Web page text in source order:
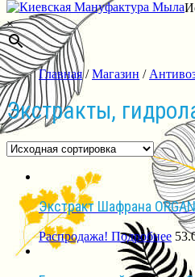
×
Главная/Магазин /
Экстракты,
Экстракт Шафрана
Распродажа! Подробнее